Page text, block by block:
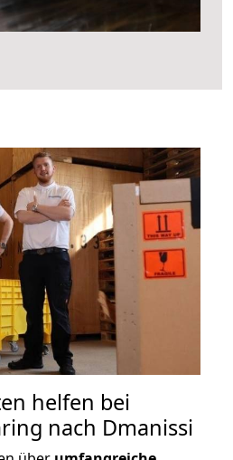
helfen bei
nach Dmanissi